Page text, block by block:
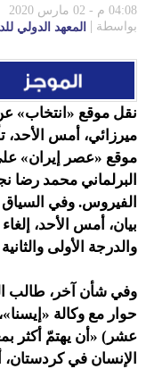
04:08 م - 02 مارس 2020
بواسطة
المعهد الدولي
نقل موقع «انتخاب»
ميرزائي، أمس الأحد،
موقع «عصر إيران» على
البرلماني محمد رضا
الفيروس. وفي
بيان، أمس الأحد،
والدرجة الأولى
وفي شأن آخر، طالب
حوار مع وكالة
عشر) «أن يهتمّ أكثر
الإنسان في